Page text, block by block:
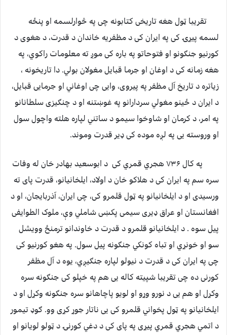
تقریبا ټول هغه تاریخی کتابونه چی په څوارلسمه او پنځه
لسمه پیړۍ کی په ایران کی د مظفریه خاندان د قدرت، د هغوی د
کورنیو جنګونو او فتوحاتو په باره کی موږ ته معلومات راکوي، په
هغه زمانه کی د اوغان او جرما قبایل مغولان بولي. دا تاریخونه ،
زیاتره د تاریخ آل مظفر په پیروی، وایی چی اوغاني او جرمایی قبایل،
د ایران د ځینو مغولي سردارانو په غوښتنه او د چنګیزی سلطانانو
په امر، د کرمان او شاوخوا سیمو د ساتني لپاره هلته واچول سول
او وروسته یی په لږه موده کی ډیر قدرت وموند.
په کال ۷۳۶ هجري قمري کی د ابوسعید بهادر خان له وفات
سره سم په ایران کی د هلاکو خان د اولاد، ایلخانیانو، قدرت پای ته
ورسیدی او د ایلخانیانو په ټول قلمرو کی، چی ایران، آذربایجان، او د
افغانستان او عراق ډیری سیمی پکښی شاملي وې، ملوک الطوایفی
پیل سوه . د ایلخانیانو قلمرو د قدرت د خاوندانو ترمنځ وویشل
سو او خونړي او تباه کونکي جنګونه پیل سول. په هغو کورنیو کی
چی په ایران کی د قدرت د نیولو لپاره جنګیږي، یوه د آل مظفر
کورنی ده چی تقریبا شپیته کاله یی هم په خپلو کی جنګونه سره
وکړل او هم یی د نورو وړو او لویو پاچاهانو سره جنګونه وکړل او د
ایلخانیانو په ټول پخواني قلمرو کی یی ناتار جوړ کړی وو. ګوډ تیمور
د اتمي هجري قمري پیړی په پای کی د دغي کورنۍ د ټولو لویانو او